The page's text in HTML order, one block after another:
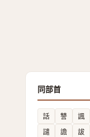
同部首
話 讐 諷
譴
譫 詙